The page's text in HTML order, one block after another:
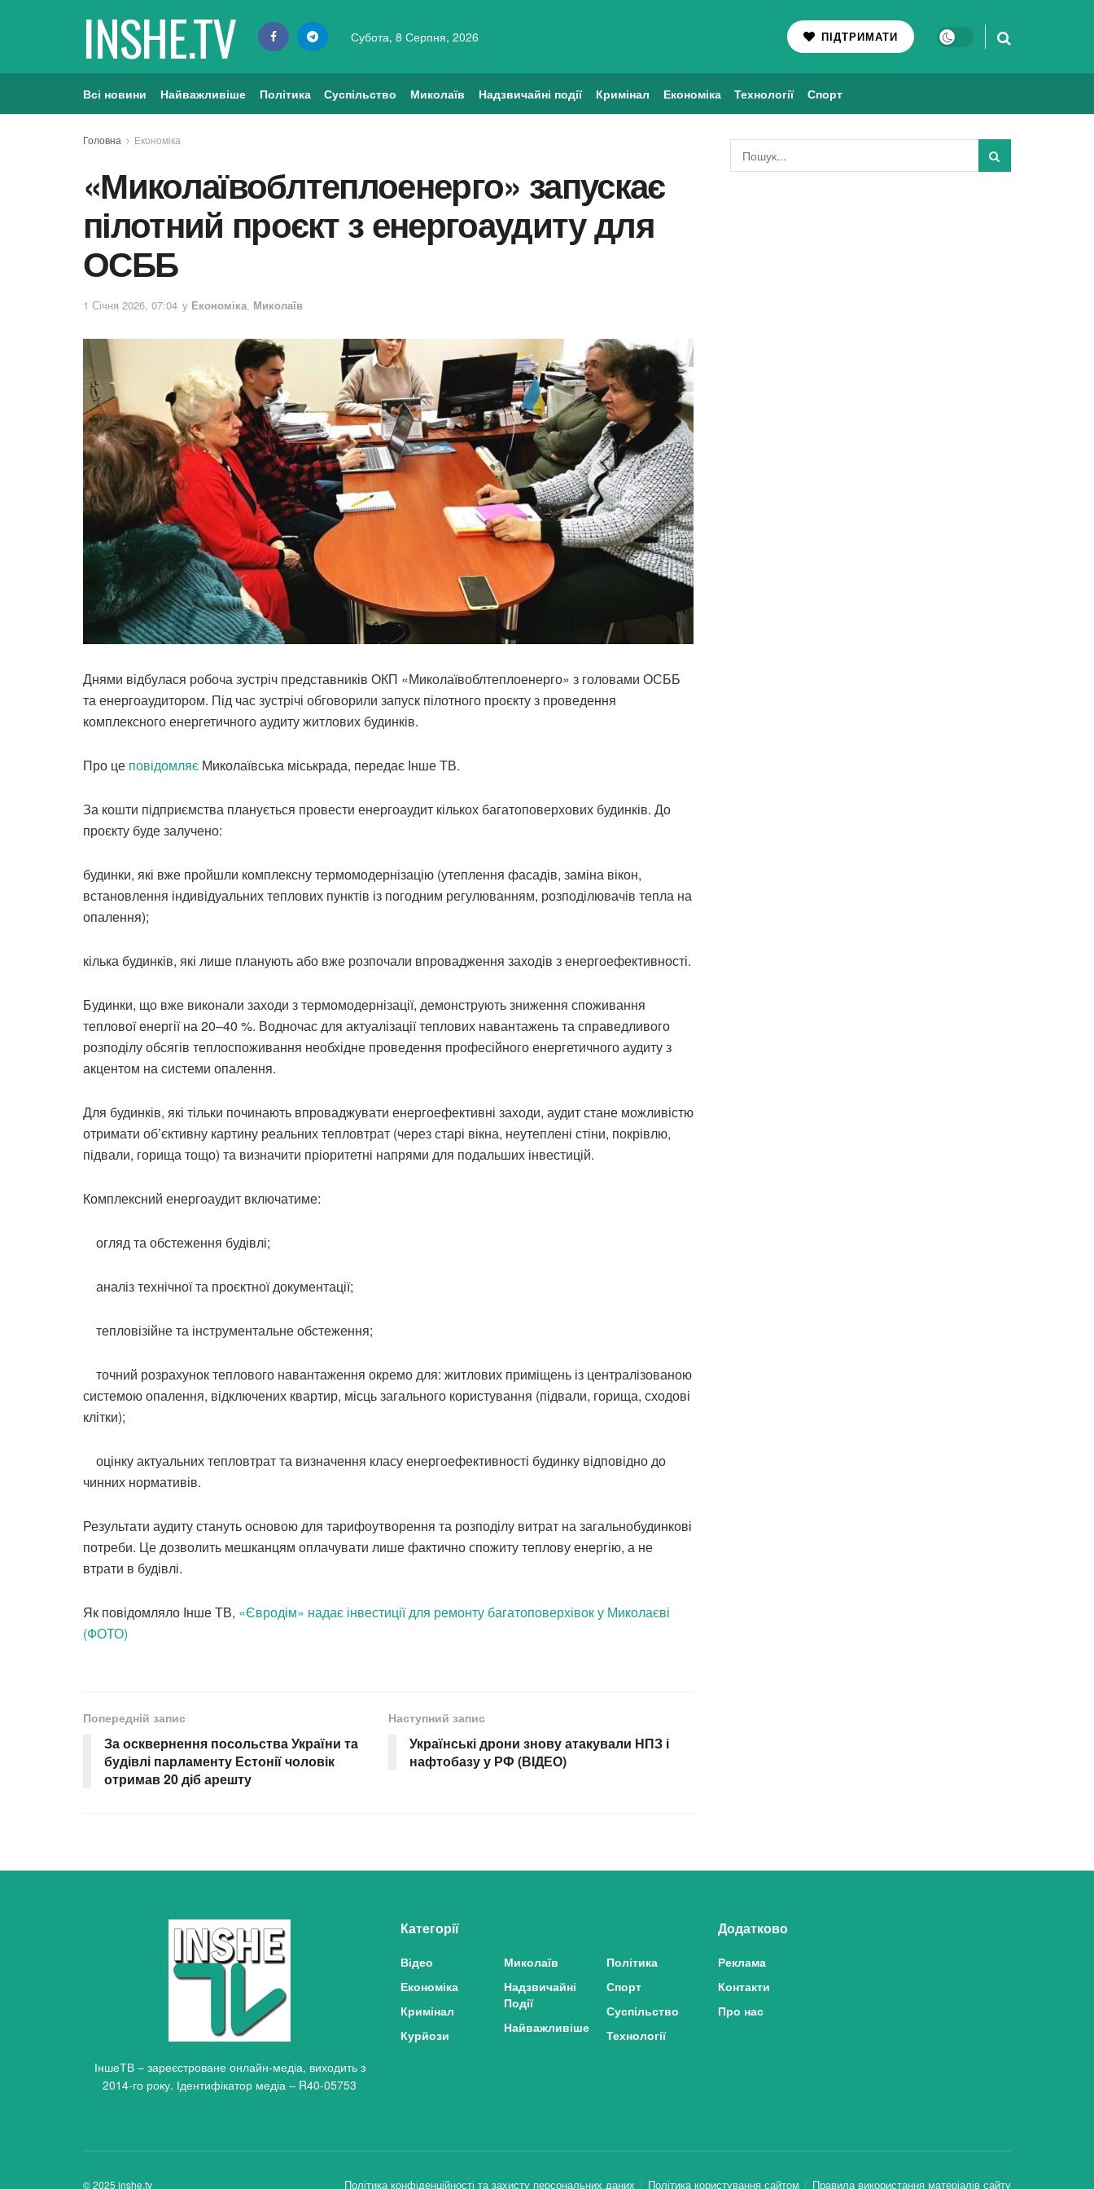
INSHE.TV Субота, 8 Серпня, 2026 ПІДТРИМАТИ
Всі новини Найважливіше Політика Суспільство Миколаїв Надзвичайні події Кримінал Економіка Технології Спорт
Головна Економіка
«Миколаївоблтеплоенерго» запускає
пілотний проєкт з енергоаудиту для
ОСББ
1 Січня 2026, 07:04 у Економіка, Миколаїв
Днями відбулася робоча зустріч представників ОКП «Миколаївоблтеплоенерго» з головами ОСББ
та енергоаудитором. Під час зустрічі обговорили запуск пілотного проєкту з проведення
комплексного енергетичного аудиту житлових будинків.
Про це повідомляє Миколаївська міськрада, передає Інше ТВ.
За кошти підприємства планується провести енергоаудит кількох багатоповерхових будинків. До
проєкту буде залучено:
будинки, які вже пройшли комплексну термомодернізацію (утеплення фасадів, заміна вікон,
встановлення індивідуальних теплових пунктів із погодним регулюванням, розподілювачів тепла на
опалення);
кілька будинків, які лише планують або вже розпочали впровадження заходів з енергоефективності.
Будинки, що вже виконали заходи з термомодернізації, демонструють зниження споживання
теплової енергії на 20–40 %. Водночас для актуалізації теплових навантажень та справедливого
розподілу обсягів теплоспоживання необхідне проведення професійного енергетичного аудиту з
акцентом на системи опалення.
Для будинків, які тільки починають впроваджувати енергоефективні заходи, аудит стане можливістю
отримати об’єктивну картину реальних тепловтрат (через старі вікна, неутеплені стіни, покрівлю,
підвали, горища тощо) та визначити пріоритетні напрями для подальших інвестицій.
Комплексний енергоаудит включатиме:
огляд та обстеження будівлі;
аналіз технічної та проєктної документації;
тепловізійне та інструментальне обстеження;
точний розрахунок теплового навантаження окремо для: житлових приміщень із централізованою
системою опалення, відключених квартир, місць загального користування (підвали, горища, сходові
клітки);
оцінку актуальних тепловтрат та визначення класу енергоефективності будинку відповідно до
чинних нормативів.
Результати аудиту стануть основою для тарифоутворення та розподілу витрат на загальнобудинкові
потреби. Це дозволить мешканцям оплачувати лише фактично спожиту теплову енергію, а не
втрати в будівлі.
Як повідомляло Інше ТВ, «Євродім» надає інвестиції для ремонту багатоповерхівок у Миколаєві
(ФОТО)
Попередній запис
За осквернення посольства України та
будівлі парламенту Естонії чоловік
отримав 20 діб арешту
Наступний запис
Українські дрони знову атакували НПЗ і
нафтобазу у РФ (ВІДЕО)
ІншеТВ – зареєстроване онлайн-медіа, виходить з
2014-го року. Ідентифікатор медіа – R40-05753
Категорії
Відео
Економіка
Кримінал
Курйози
Миколаїв
Надзвичайні
Події
Найважливіше
Політика
Спорт
Суспільство
Технології
Додатково
Реклама
Контакти
Про нас
Політика конфіденційності та захисту персональних даних Політика користування сайтом Правила використання матеріалів сайту
© 2025 inshe.tv